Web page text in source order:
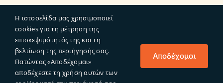
© Copyright 2023 - 2024 | Papadeas.eu | All Rights
Reserved | Powered by
Η ιστοσελίδα μας χρησιμοποιεί
cookies για τη μέτρηση της
επισκεψιμότητάς της και τη
βελτίωση της περιήγησής σας.
Πατώντας «Αποδέχομαι»
αποδέχεστε τη χρήση αυτών των
Αποδέχομαι